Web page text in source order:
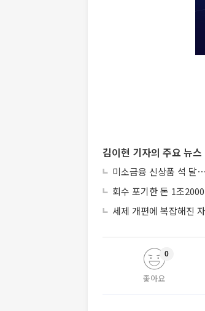
김이현 기자의 주요 뉴스
미소금융 신상품 석 달
회수 포기한 돈 1조
세제 개편에 복잡해진
좋아요
0